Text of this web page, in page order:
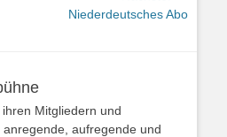
NächsterNiederdeutsches Abo
Mitgliedern und
aufregende und